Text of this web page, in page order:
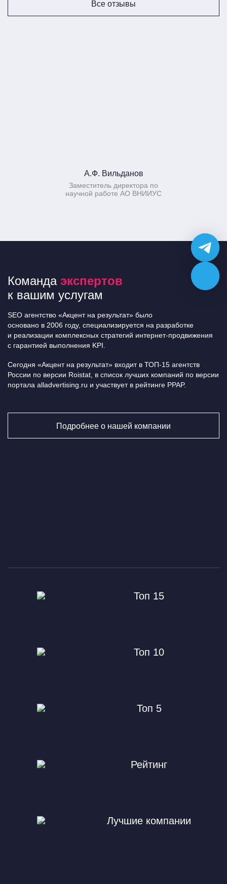
Все отзывы
А.Ф. Вильданов
Заместитель директора по
научной работе АО ВНИИУС
Команда экспертов
к вашим услугам
SEO агентство «Акцент на результат» было
основано в 2006 году, специализируется на разработке
и реализации комплексных стратегий интернет-продвижения
с гарантией выполнения KPI.
Сегодня «Акцент на результат» входит в ТОП-15 агентств
России по версии Roistat, в список лучших компаний по версии
портала alladvertising.ru и участвует в рейтинге PPAP.
Подробнее о нашей компании
Топ 15
Топ 10
Топ 5
Рейтинг
Лучшие компании